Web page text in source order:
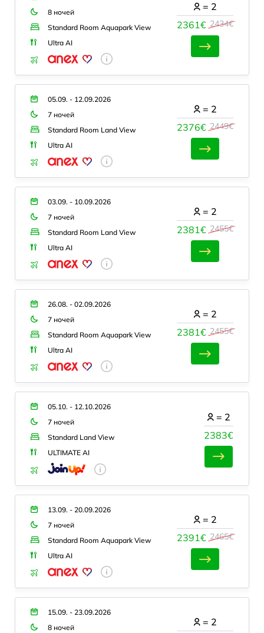
8 ночей
Standard Room Aquapark View
Ultra AI
2361€ 2434€
= 2
05.09. - 12.09.2026
7 ночей
Standard Room Land View
Ultra AI
2376€ 2449€
= 2
03.09. - 10.09.2026
7 ночей
Standard Room Land View
Ultra AI
2381€ 2455€
= 2
26.08. - 02.09.2026
7 ночей
Standard Room Aquapark View
Ultra AI
2381€ 2455€
= 2
05.10. - 12.10.2026
7 ночей
Standard Land View
ULTIMATE AI
2383€
= 2
13.09. - 20.09.2026
7 ночей
Standard Room Aquapark View
Ultra AI
2391€ 2465€
= 2
15.09. - 23.09.2026
8 ночей
= 2